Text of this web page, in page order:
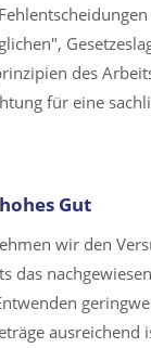
des
für eine
Gut
wir den
das
ausreichend